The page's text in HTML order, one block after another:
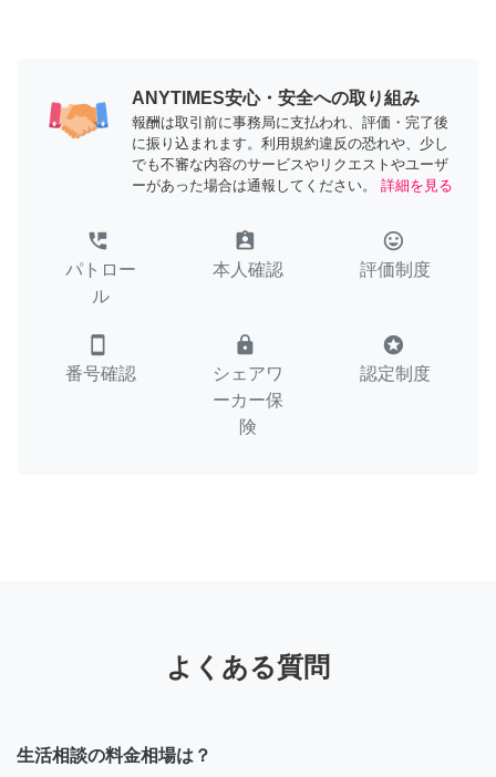
ANYTIMES安心・安全への取り組み
報酬は取引前に事務局に支払われ、評価・完了後
に振り込まれます。利用規約違反の恐れや、少し
でも不審な内容のサービスやリクエストやユーザ
ーがあった場合は通報してください。
詳細を見る
perm_phone_msg
パトロー
ル
assignment_ind
本人確認
tag_faces
評価制度
smartphone
番号確認
lock
シェアワ
ーカー保
険
stars
認定制度
よくある質問
生活相談の料金相場は？